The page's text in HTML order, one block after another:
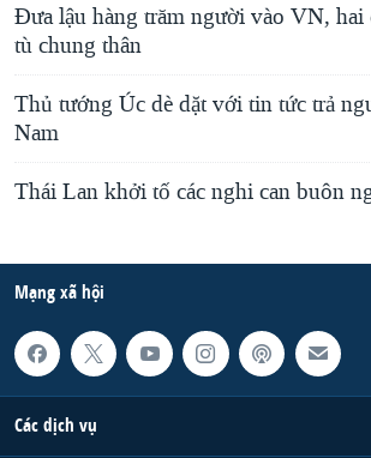
Đưa lậu hàng trăm người vào VN,
tù chung thân
Thủ tướng Úc dè dặt với tin tức trả
Nam
Thái Lan khởi tố các nghi can buôn
Mạng xã hội
Các dịch vụ